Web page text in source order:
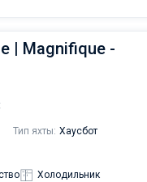
| Magnifique -
Тип яхты: Хаусбот
Холодильник